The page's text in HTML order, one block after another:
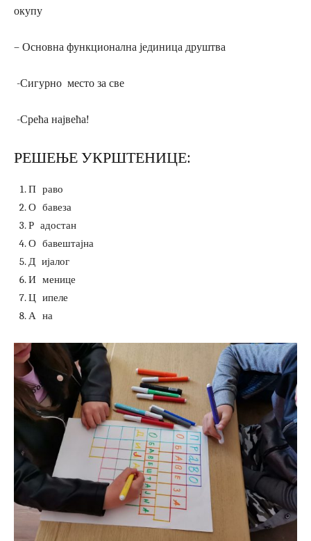
окупу
– Основна функционална јединица друштва
-Сигурно место за све
-Срећа највећа!
РЕШЕЊЕ УКРШТЕНИЦЕ:
П раво
О бавеза
Р адостан
О бавештајна
Д ијалог
И менице
Ц ипеле
А на